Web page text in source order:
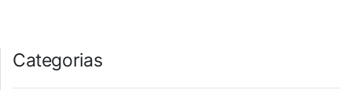
Categorias